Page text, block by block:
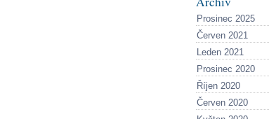
Prosinec 2025
Červen 2021
Leden 2021
Prosinec 2020
Říjen 2020
Červen 2020